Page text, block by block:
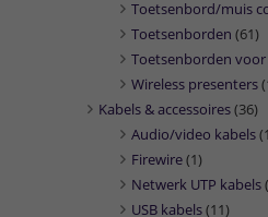
Toetsenbord/muis
Toetsenborden (61)
Toetsenborden
Wireless presenters
Kabels & accessoires(36)
Audio/video kabels
Firewire(1)
Netwerk UTP kabels
USB kabels(11)